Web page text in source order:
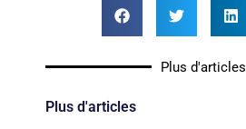
Plus d'articles
Plus d'articles